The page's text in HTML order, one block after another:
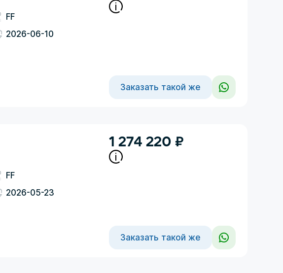
FF
2026-06-10
Заказать такой же
FF
2026-05-23
1 274 220 ₽
Заказать такой же